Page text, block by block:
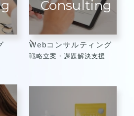
Consulting
Webコンサルティング
戦略立案・課題解決支援